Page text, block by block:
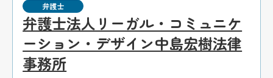
弁護士
弁護士法人リーガル・コミュニケ
ーション・デザイン中島宏樹法律
事務所